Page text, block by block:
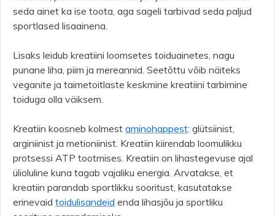
seda ainet ka ise toota, aga sageli tarbivad seda paljud
sportlased lisaainena.
Lisaks leidub kreatiini loomsetes toiduainetes, nagu
punane liha, piim ja mereannid. Seetõttu võib näiteks
veganite ja taimetoitlaste keskmine kreatiini tarbimine
toiduga olla väiksem.
Kreatiin koosneb kolmest aminohappest: glütsiinist,
arginiinist ja metioniinist. Kreatiin kiirendab loomulikku
protsessi ATP tootmises. Kreatiin on lihastegevuse ajal
ülioluline kuna tagab vajaliku energia. Arvatakse, et
kreatiin parandab sportlikku sooritust, kasutatakse
erinevaid toidulisandeid enda lihasjõu ja sportliku